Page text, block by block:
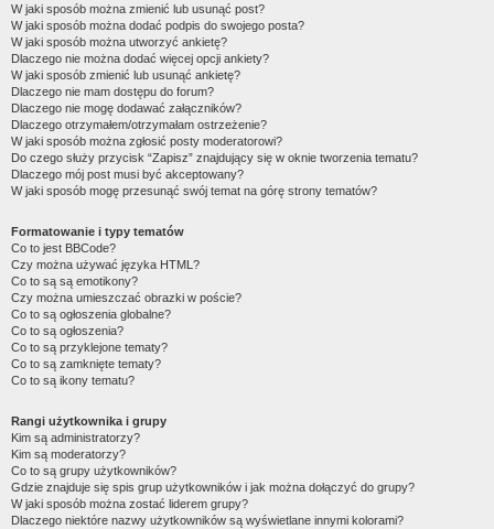
W jaki sposób można zmienić lub usunąć post?
W jaki sposób można dodać podpis do swojego posta?
W jaki sposób można utworzyć ankietę?
Dlaczego nie można dodać więcej opcji ankiety?
W jaki sposób zmienić lub usunąć ankietę?
Dlaczego nie mam dostępu do forum?
Dlaczego nie mogę dodawać załączników?
Dlaczego otrzymałem/otrzymałam ostrzeżenie?
W jaki sposób można zgłosić posty moderatorowi?
Do czego służy przycisk “Zapisz” znajdujący się w oknie tworzenia tematu?
Dlaczego mój post musi być akceptowany?
W jaki sposób mogę przesunąć swój temat na górę strony tematów?
Formatowanie i typy tematów
Co to jest BBCode?
Czy można używać języka HTML?
Co to są są emotikony?
Czy można umieszczać obrazki w poście?
Co to są ogłoszenia globalne?
Co to są ogłoszenia?
Co to są przyklejone tematy?
Co to są zamknięte tematy?
Co to są ikony tematu?
Rangi użytkownika i grupy
Kim są administratorzy?
Kim są moderatorzy?
Co to są grupy użytkowników?
Gdzie znajduje się spis grup użytkowników i jak można dołączyć do grupy?
W jaki sposób można zostać liderem grupy?
Dlaczego niektóre nazwy użytkowników są wyświetlane innymi kolorami?